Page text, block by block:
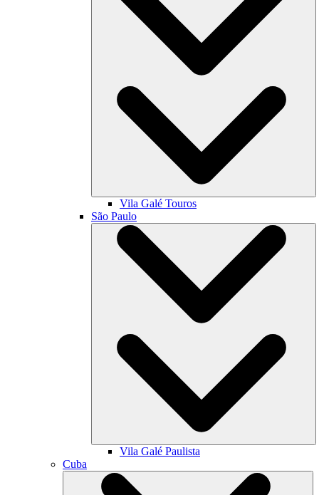
Vila Galé Touros
São Paulo
Vila Galé Paulista
Cuba